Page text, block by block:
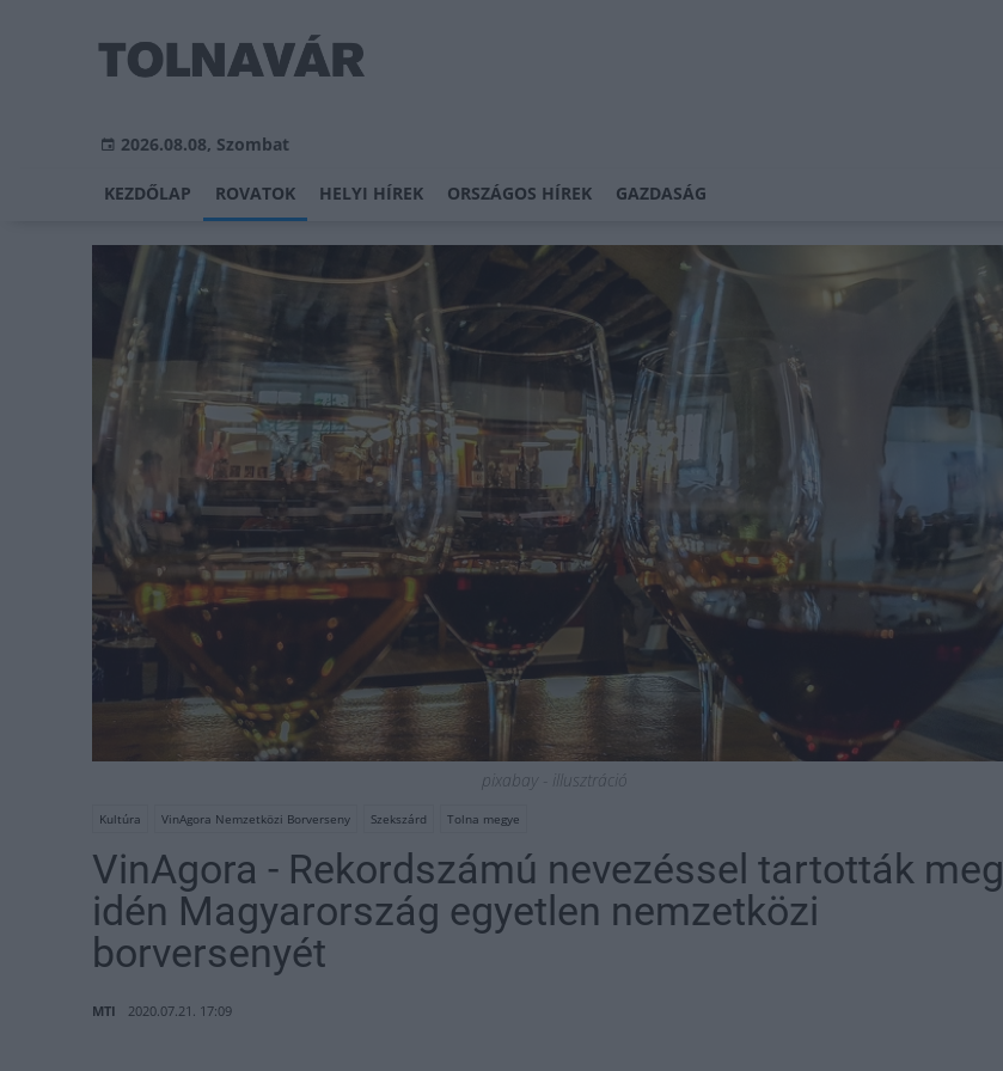
2026.08.08, Szombat
KEZDŐLAP ROVATOK HELYI HÍREK ORSZÁGOS HÍREK GAZDASÁG
pixabay - illusztráció
Kultúra VinAgora Nemzetközi Borverseny Szekszárd Tolna megye
VinAgora - Rekordszámú nevezéssel tartották meg
idén Magyarország egyetlen nemzetközi
borversenyét
MTI 2020.07.21. 17:09